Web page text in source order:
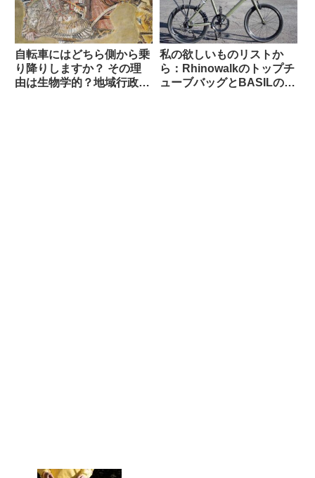
自転車にはどちら側から乗
り降りしますか？ その理
由は生物学的？地域行政
私の欲しいものリストか
ら：Rhinowalkのトップチ
ューブバッグとBASILのポ